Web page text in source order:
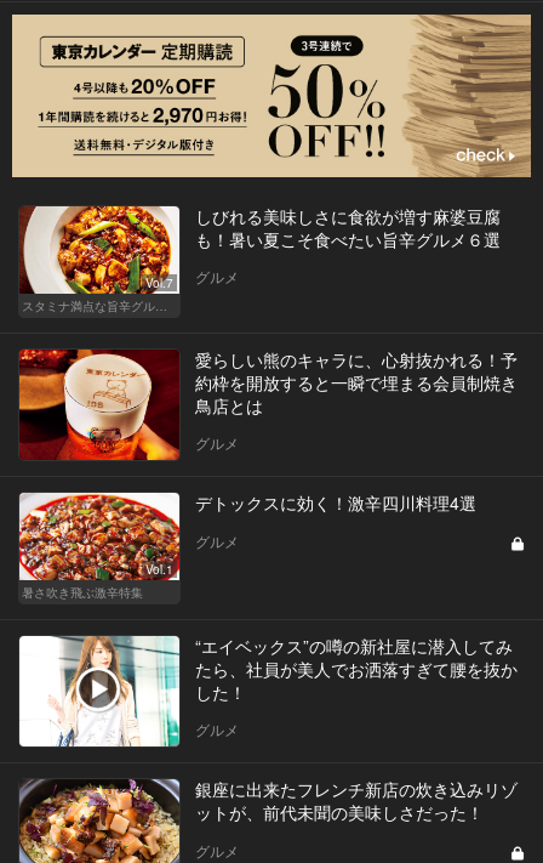
Vol.7
スタミナ満点な旨辛グルメが旨い！東京の人気店へ
しびれる美味しさに食欲が増す麻婆豆腐
も！暑い夏こそ食べたい旨辛グルメ６選
グルメ
愛らしい熊のキャラに、心射抜かれる！予
約枠を開放すると一瞬で埋まる会員制焼き
鳥店とは
グルメ
Vol.1
暑さ吹き飛ぶ激辛特集
デトックスに効く！激辛四川料理4選
グルメ
“エイベックス”の噂の新社屋に潜入してみ
たら、社員が美人でお洒落すぎて腰を抜か
した！
グルメ
銀座に出来たフレンチ新店の炊き込みリゾ
ットが、前代未聞の美味しさだった！
グルメ